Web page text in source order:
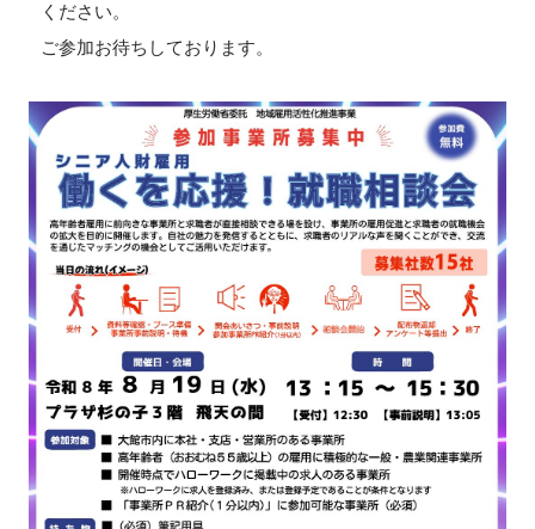
ください。
ご参加お待ちしております。